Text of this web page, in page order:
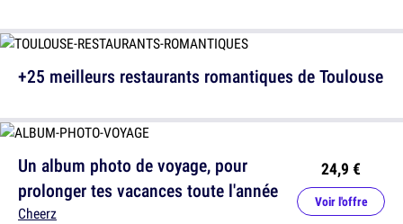
Un album photo de voyage, pour
prolonger tes vacances toute l'année
Cheerz
24,9 €
Voir l'offre
+25 meilleurs restaurants romantiques de Toulouse